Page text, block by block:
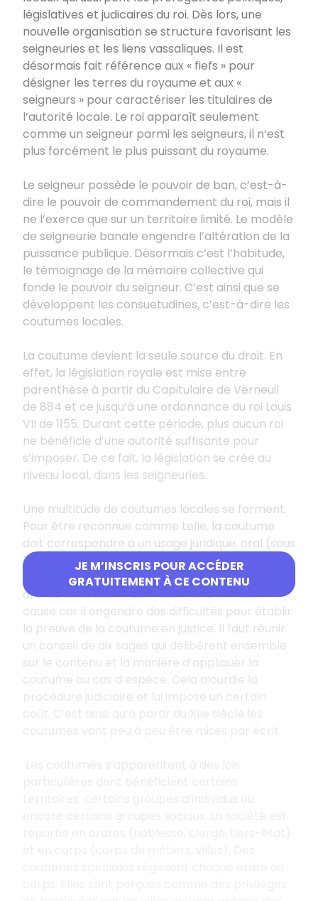
JE M’INSCRIS POUR ACCÉDER
GRATUITEMENT À CE CONTENU
législatives et judicaires du roi. Dès lors, une
nouvelle organisation se structure favorisant les
seigneuries et les liens vassaliques. Il est
désormais fait référence aux « fiefs » pour
désigner les terres du royaume et aux «
seigneurs » pour caractériser les titulaires de
l’autorité locale. Le roi apparaît seulement
comme un seigneur parmi les seigneurs, il n’est
plus forcément le plus puissant du royaume.
Le seigneur possède le pouvoir de ban, c’est-à-
dire le pouvoir de commandement du roi, mais il
ne l’exerce que sur un territoire limité. Le modèle
de seigneurie banale engendre l’altération de la
puissance publique. Désormais c’est l’habitude,
le témoignage de la mémoire collective qui
fonde le pouvoir du seigneur. C’est ainsi que se
développent les consuetudines, c’est-à-dire les
coutumes locales.
La coutume devient la seule source du droit. En
effet, la législation royale est mise entre
parenthèse à partir du Capitulaire de Verneuil
de 884 et ce jusqu’à une ordonnance du roi Louis
VII de 1155. Durant cette période, plus aucun roi
ne bénéficie d’une autorité suffisante pour
s’imposer. De ce fait, la législation se crée au
niveau local, dans les seigneuries.
Une multitude de coutumes locales se forment.
Pour être reconnue comme telle, la coutume
doit correspondre à un usage juridique, oral (sous
forme de proverbe), répété et accepté par la
population d’un territoire donné. Le caractère
oral de la coutume est néanmoins remis en
cause car il engendre des difficultés pour établir
la preuve de la coutume en justice. Il faut réunir
un conseil de dix sages qui délibèrent ensemble
sur le contenu et la manière d’appliquer la
coutume au cas d’espèce. Cela alourdie la
procédure judiciaire et lui impose un certain